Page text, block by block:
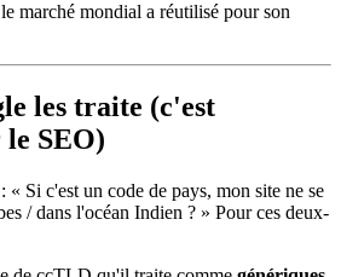
marché mondial a réutilisé pour son
les traite (c'est
SEO)
Si c'est un code de pays, mon site ne se
/ dans l'océan Indien ? » Pour ces deux-